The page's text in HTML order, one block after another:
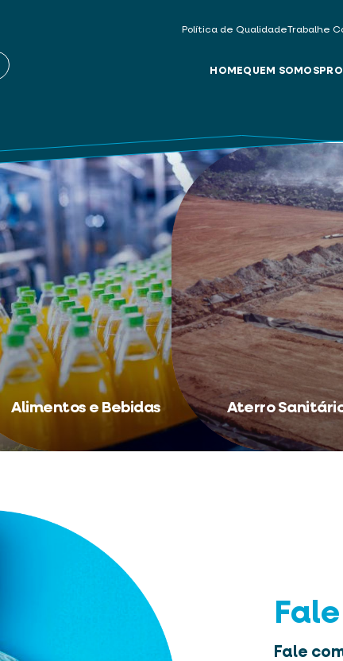
Política de QualidadeTrabalhe
HOMEQUEM SOMOS
Alimentos e Bebidas Aterro
Fale